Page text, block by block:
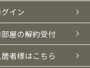
グイン
屋の解約受付
居者様はこちら